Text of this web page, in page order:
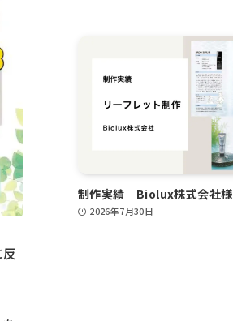
制作実績 Biolux株式会社様
2026年7月30日